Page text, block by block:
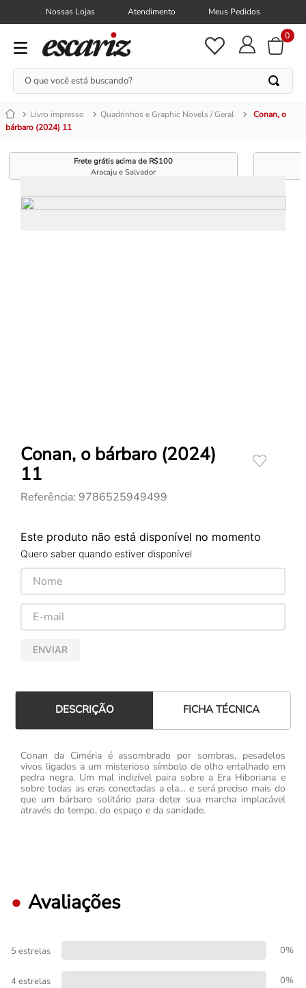
Nossas Lojas Atendimento Meus Pedidos
0
O que você está buscando?
Livro impresso Quadrinhos e Graphic Novels / Geral
Conan, o
bárbaro (2024) 11
Frete grátis acima de R$100
Aracaju e Salvador
Conan, o bárbaro (2024)
11
Referência: 9786525949499
Este produto não está disponível no momento
Quero saber quando estiver disponível
ENVIAR
DESCRIÇÃO FICHA TÉCNICA
Conan da Ciméria é assombrado por sombras, pesadelos
vivos ligados a um misterioso símbolo de olho entalhado em
pedra negra. Um mal indizível paira sobre a Era Hiboriana e
sobre todas as eras conectadas a ela… e será preciso mais do
que um bárbaro solitário para deter sua marcha implacável
através do tempo, do espaço e da sanidade.
Avaliações
5 estrelas 0%
4 estrelas 0%